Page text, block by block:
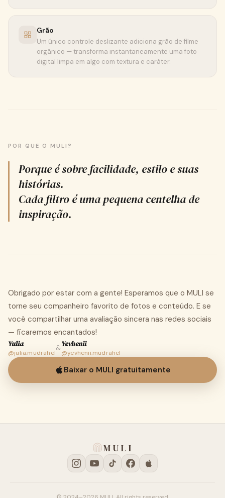
Grão
Um único controle deslizante adiciona grão de filme
orgânico — transforma instantaneamente uma foto
digital limpa em algo com textura e caráter.
POR QUE O MULI?
Porque é sobre facilidade, estilo e suas
histórias.
Cada filtro é uma pequena centelha de
inspiração.
Obrigado por estar com a gente! Esperamos que o MULI se
torne seu companheiro favorito de fotos e conteúdo. E se
você compartilhar uma avaliação sincera nas redes sociais
— ficaremos encantados!
Yulia
@julia.mudrahel
&Yevhenii
@yevhenii.mudrahel
Baixar o MULI gratuitamente
MULI